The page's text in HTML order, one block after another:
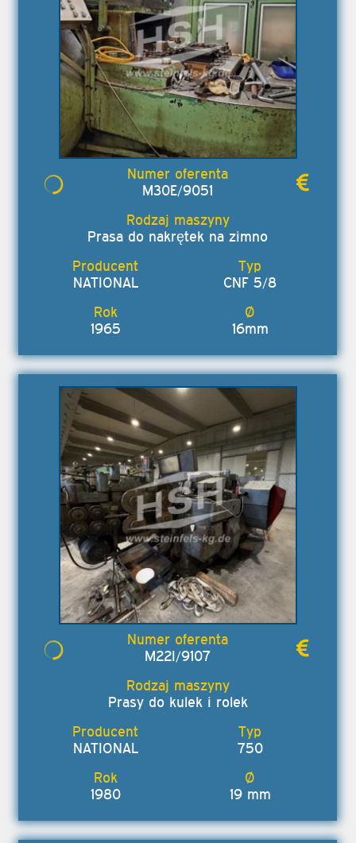
M30E/9051
Prasa do nakrętek na zimno
NATIONAL CNF 5/8
1965 16mm
M22I/9107
Prasy do kulek i rolek
NATIONAL 750
1980 19 mm